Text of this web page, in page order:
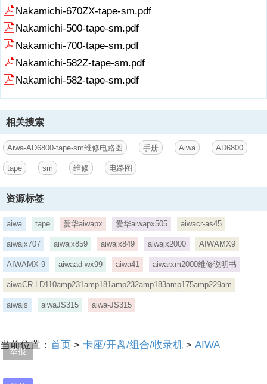
举报
Nakamichi-670ZX-tape-sm.pdf
Nakamichi-500-tape-sm.pdf
Nakamichi-700-tape-sm.pdf
Nakamichi-582Z-tape-sm.pdf
Nakamichi-582-tape-sm.pdf
相关搜索
Aiwa-AD6800-tape-sm维修电路图 手册 Aiwa AD6800
tape sm 维修 电路图
资源标签
aiwa tape 爱华aiwapx 爱华aiwapx505 aiwacr-as45
aiwajx707 aiwajx859 aiwajx849 aiwajx2000 AIWAMX9
AIWAMX-9 aiwaad-wx99 aiwa41 aiwarxm2000维修说明书
aiwaCR-LD110amp231amp181amp232amp183amp175amp229am
aiwajs aiwaJS315 aiwa-JS315
当前位置： 首页 > 卡座/开盘/组合/收录机 > AIWA